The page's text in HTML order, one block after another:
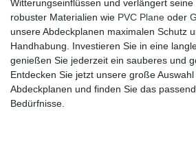
Witterungseinflüssen und verlängert
robuster Materialien wie PVC Plane oder
unsere Abdeckplanen maximalen Schutz
Handhabung. Investieren Sie in eine
genießen Sie jederzeit ein sauberes und
Entdecken Sie jetzt unsere große
Abdeckplanen und finden Sie das
Bedürfnisse.